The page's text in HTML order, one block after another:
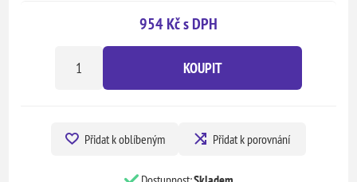
954 Kč s DPH
KOUPIT
Přidat k oblíbeným Přidat k porovnání